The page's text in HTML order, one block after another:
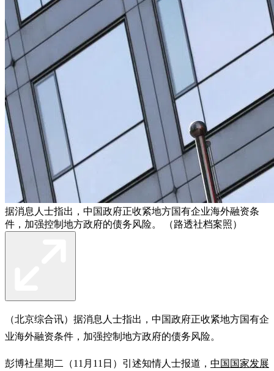
据消息人士指出，中国政府正收紧地方国有企业海外融资条
件，加强控制地方政府的债务风险。 （路透社档案照）
（北京综合讯）据消息人士指出，中国政府正收紧地方国有企
业海外融资条件，加强控制地方政府的债务风险。
彭博社星期二（11月11日）引述知情人士报道， 中国国家发展